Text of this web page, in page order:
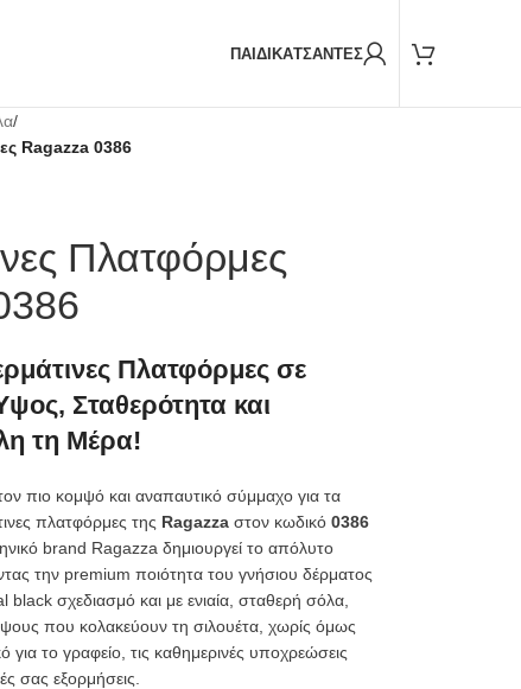
ΠΑΙΔΙΚΑΤΣΑΝΤΕΣ
/
Ragazza 0386
Πλατφόρμες
Πλατφόρμες σε
Σταθερότητα και
τη Μέρα!
πιο κομψό και αναπαυτικό σύμμαχο για τα
πλατφόρμες της Ragazzaστον κωδικό 0386
brand Ragazza δημιουργεί το απόλυτο
την premium ποιότητα του γνήσιου δέρματος
σχεδιασμό και με ενιαία, σταθερή σόλα,
που κολακεύουν τη σιλουέτα, χωρίς όμως
για το γραφείο, τις καθημερινές υποχρεώσεις
σας εξορμήσεις.